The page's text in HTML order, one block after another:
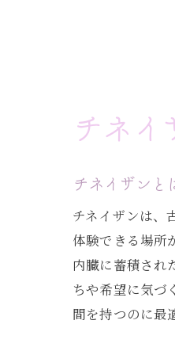
チネ
チネイザンと
チネイザンは、
体験できる場所
内臓に蓄積され
ちや希望に気づ
間を持つのに最